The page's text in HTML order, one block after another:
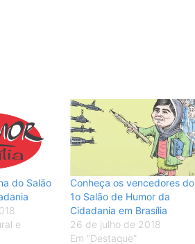
do Salão
e
Conheça os vencedores do
1o Salão de Humor da
Cidadania em Brasília
26 de julho de 2018
Em "Destaque"